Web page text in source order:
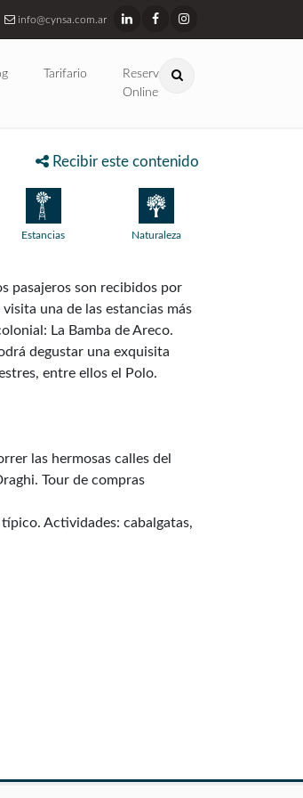
info@cynsa.com.ar
Tarifario
Reservas
Online
Recibir este contenido
Estancias Naturaleza
pasajeros son recibidos por
una de las estancias más
La Bamba de Areco.
degustar una exquisita
entre ellos el Polo.
las hermosas calles del
Tour de compras
Actividades: cabalgatas,